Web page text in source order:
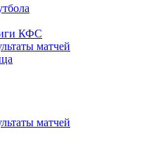
КФС
матчей
матчей